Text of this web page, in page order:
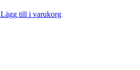
Lägg till i varukorg